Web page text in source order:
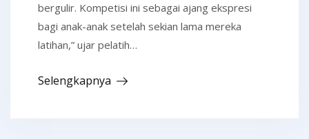
bergulir. Kompetisi ini sebagai ajang ekspresi
bagi anak-anak setelah sekian lama mereka
latihan,” ujar pelatih…
Selengkapnya